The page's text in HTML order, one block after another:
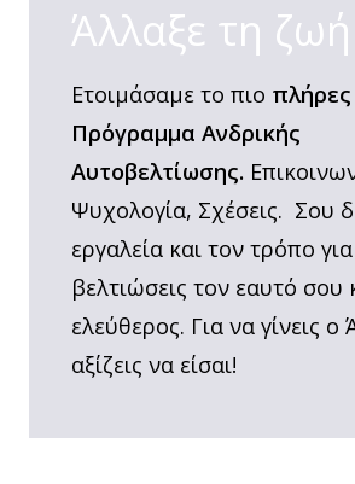
Άλλαξε τη
Ετοιμάσαμε το πιο πλήρες
Πρόγραμμα Ανδρικής
Αυτοβελτίωσης.
Ψυχολογία, Σχέσεις. Σου
εργαλεία και τον τρόπο
βελτιώσεις τον εαυτό σου
ελεύθερος. Για να γίνεις
αξίζεις να είσαι!